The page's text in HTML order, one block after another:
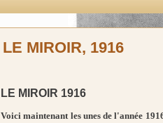
LE MIROIR, 1916
LE MIROIR 1916
Voici maintenant les unes de l'année